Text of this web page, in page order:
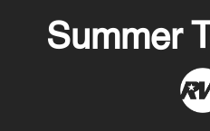
Summer